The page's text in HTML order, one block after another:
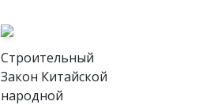
Строительный
Закон Китайской
народной